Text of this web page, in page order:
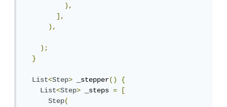
),
],
),
);
}
List<Step> _stepper()
{
List<Step> _steps =
[
Step(